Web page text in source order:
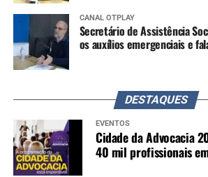
CANAL OTPLAY
Secretário de Assistência
os auxílios emergenciais e
DESTAQUES
EVENTOS
Cidade da Advocacia
40 mil profissionais